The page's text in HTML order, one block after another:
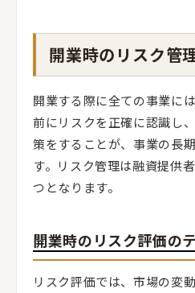
開業時のリスク管
開業する際に全ての事業に
前にリスクを正確に認識し
策をすることが、事業の長
す。リスク管理は融資提供
つとなります。
開業時のリスク評価の
リスク評価では、市場の変